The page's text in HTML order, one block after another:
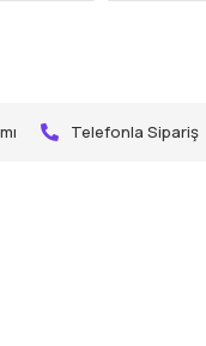
Telefonla Sipariş